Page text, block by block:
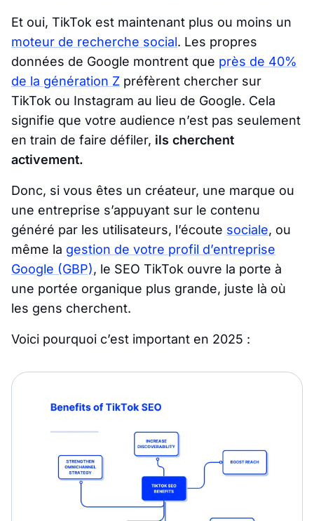
Et oui, TikTok est maintenant plus ou moins un
moteur de recherche social. Les propres
données de Google montrent que près de 40%
de la génération Z préfèrent chercher sur
TikTok ou Instagram au lieu de Google. Cela
signifie que votre audience n’est pas seulement
en train de faire défiler, ils cherchent
activement.
Donc, si vous êtes un créateur, une marque ou
une entreprise s’appuyant sur le contenu
généré par les utilisateurs, l’écoute sociale, ou
même la gestion de votre profil d’entreprise
Google (GBP), le SEO TikTok ouvre la porte à
une portée organique plus grande, juste là où
les gens cherchent.
Voici pourquoi c’est important en 2025 :